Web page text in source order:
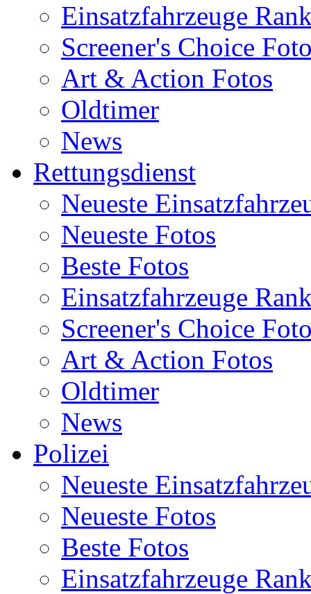
Einsatzfahrzeuge
Screener's Choice
Art & Action Fotos
Oldtimer
News
Rettungsdienst
Neueste
Neueste Fotos
Beste Fotos
Einsatzfahrzeuge
Screener's Choice
Art & Action Fotos
Oldtimer
News
Polizei
Neueste
Neueste Fotos
Beste Fotos
Einsatzfahrzeuge